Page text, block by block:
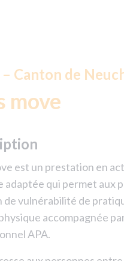
Canton de
move
est un prestation en
adaptée qui permet aux
de vulnérabilité de
accompagnée
APA.